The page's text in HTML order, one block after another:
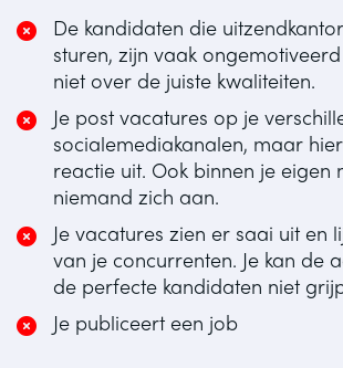
De kandidaten die
sturen, zijn vaak ongemotiveerd
niet over de juiste kwaliteiten.
Je post vacatures op je
socialemediakanalen, maar
reactie uit. Ook binnen je eigen
niemand zich aan.
Je vacatures zien er saai uit en
van je concurrenten. Je kan de
de perfecte kandidaten niet
Je publiceert een job